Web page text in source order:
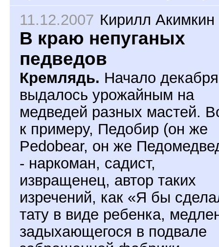
11.12.2007 Кирилл Акимкин
В краю непуганых
педведов
Кремлядь. Начало декабря
выдалось урожайным на
медведей разных мастей.
к примеру, Педобир (он же
Pedobear, он же
- наркоман, садист,
извращенец, автор таких
изречений, как «Я бы
тату в виде ребенка,
задыхающегося в подвале